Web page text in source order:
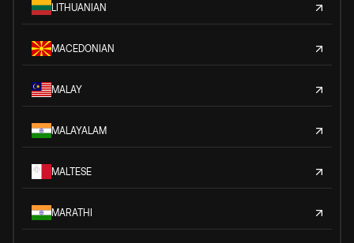
LITHUANIAN
MACEDONIAN
MALAY
MALAYALAM
MALTESE
MARATHI